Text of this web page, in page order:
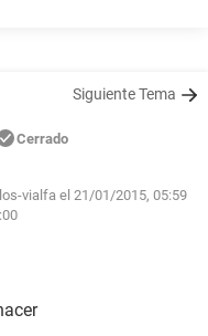
Siguiente Tema
Cerrado
vialfa el 21/01/2015, 05:59